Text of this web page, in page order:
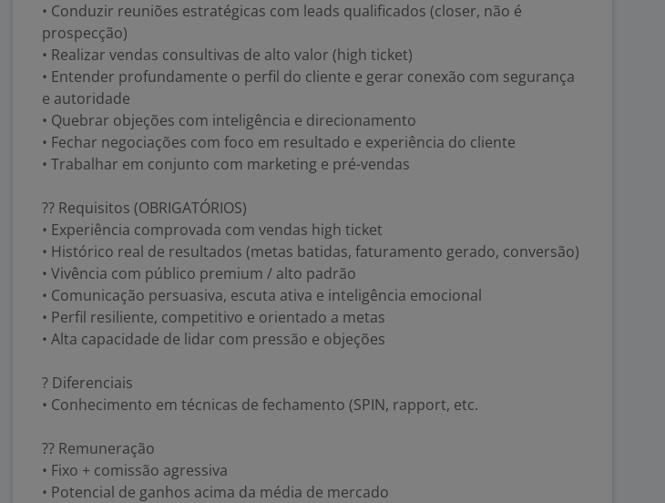
• Conduzir reuniões estratégicas com leads qualificados (closer, não é
prospecção)
• Realizar vendas consultivas de alto valor (high ticket)
• Entender profundamente o perfil do cliente e gerar conexão com segurança
e autoridade
• Quebrar objeções com inteligência e direcionamento
• Fechar negociações com foco em resultado e experiência do cliente
• Trabalhar em conjunto com marketing e pré-vendas
?? Requisitos (OBRIGATÓRIOS)
• Experiência comprovada com vendas high ticket
• Histórico real de resultados (metas batidas, faturamento gerado, conversão)
• Vivência com público premium / alto padrão
• Comunicação persuasiva, escuta ativa e inteligência emocional
• Perfil resiliente, competitivo e orientado a metas
• Alta capacidade de lidar com pressão e objeções
? Diferenciais
• Conhecimento em técnicas de fechamento (SPIN, rapport, etc.
?? Remuneração
• Fixo + comissão agressiva
• Potencial de ganhos acima da média de mercado